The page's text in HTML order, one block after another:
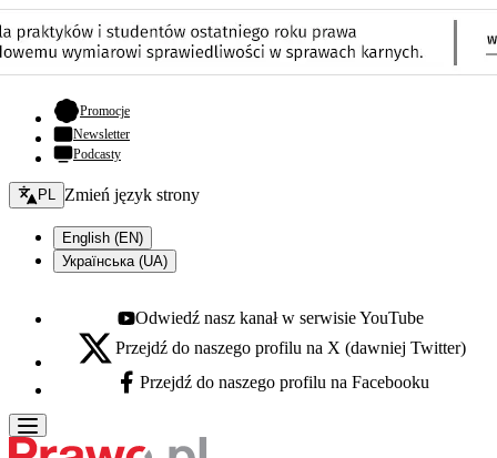
Promocje- otwiera się w nowej karcie
Newsletter
Podcasty
Zmień język - bieżący:
PL Zmień język strony
English (EN)
Українська (UA)
Youtube - otwiera się w nowej karcie
Odwiedź nasz kanał w serwisie YouTube
X - otwiera się w nowej karcie
Przejdź do naszego profilu na X (dawniej Twitter)
Facebook - otwiera się w nowej karcie
Przejdź do naszego profilu na Facebooku